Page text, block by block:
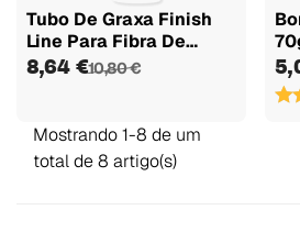
Tubo De Graxa Finish
Line Para Fibra De
Carbono...
8,64 €10,80 €
Mostrando 1-8 de um
total de 8 artigo(s)